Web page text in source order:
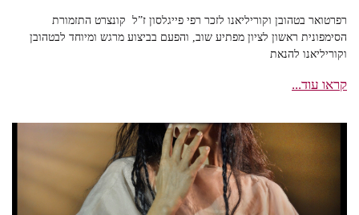
רפרטואר בטהובן וקוריליאנו לזכר רפי פייגלסון ז”ל קונצרט התזמורת
הסימפונית ראשון לציון מפתיע שוב, והפעם בביצוע מרגש ומיוחד לבטהובן
וקוריליאנו להנאת
קראו עוד...